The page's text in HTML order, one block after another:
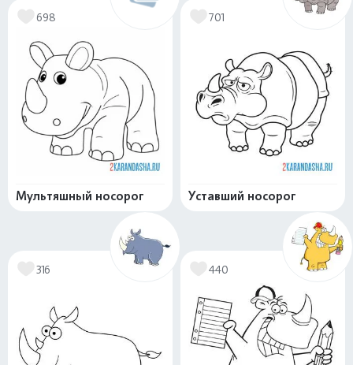
698
Мультяшный носорог
701
Уставший носорог
316 440